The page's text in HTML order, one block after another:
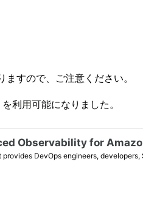
すので、ご注意ください。
利用可能になりました。